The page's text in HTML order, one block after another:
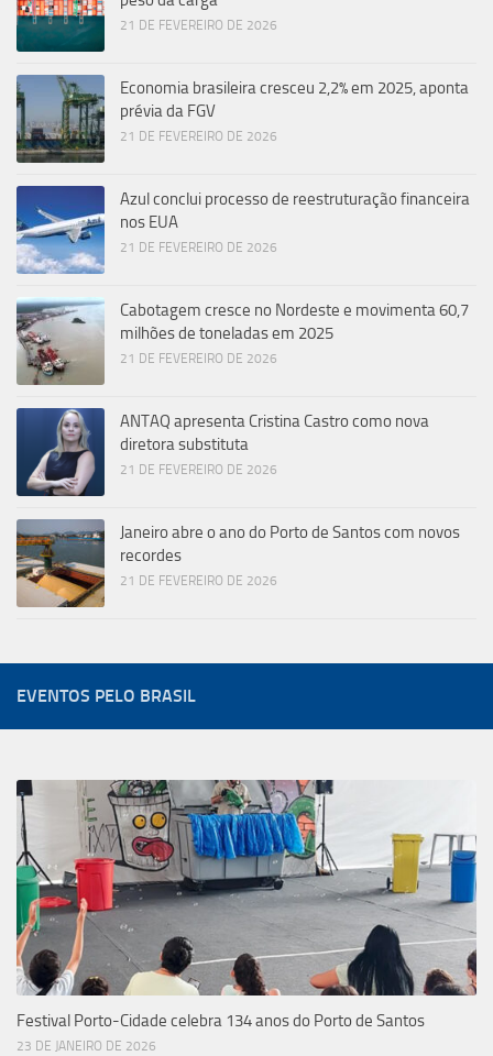
21 DE FEVEREIRO DE 2026
Economia brasileira cresceu 2,2% em 2025, aponta
prévia da FGV
21 DE FEVEREIRO DE 2026
Azul conclui processo de reestruturação financeira
nos EUA
21 DE FEVEREIRO DE 2026
Cabotagem cresce no Nordeste e movimenta 60,7
milhões de toneladas em 2025
21 DE FEVEREIRO DE 2026
ANTAQ apresenta Cristina Castro como nova
diretora substituta
21 DE FEVEREIRO DE 2026
Janeiro abre o ano do Porto de Santos com novos
recordes
21 DE FEVEREIRO DE 2026
EVENTOS PELO BRASIL
Festival Porto-Cidade celebra 134 anos do Porto de Santos
23 DE JANEIRO DE 2026